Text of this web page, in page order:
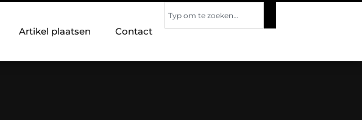
Artikel plaatsen Contact